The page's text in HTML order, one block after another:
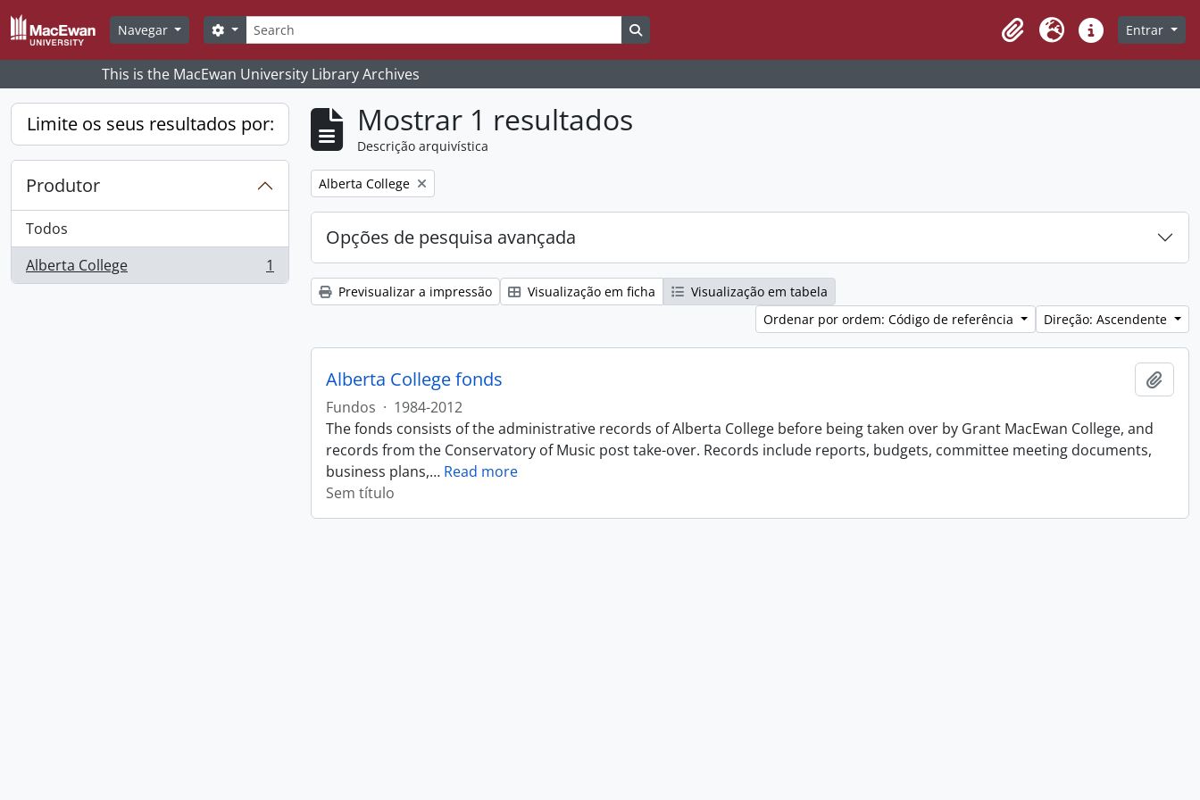
Skip to main content
Navegar
Pesquisar
Search options
Clipboard
Idioma Ligações rápidas
Entrar
This is the MacEwan University Library Archives
Limite os seus resultados por:
Produtor
Todos
Alberta College
, 1 resultados 1
Mostrar 1 resultados
Descrição arquivística
Remove filter:
Alberta College
Opções de pesquisa avançada
Previsualizar a impressão Visualização em ficha
Visualização em tabela
Ordenar por ordem: Código de referência
Direção: Ascendente
Alberta College fonds
Fundos · 1984-2012
The fonds consists of the administrative records of Alberta College before being taken over by Grant MacEwan College, and
records from the Conservatory of Music post take-over. Records include reports, budgets, committee meeting documents,
business plans,… Read more
Sem título